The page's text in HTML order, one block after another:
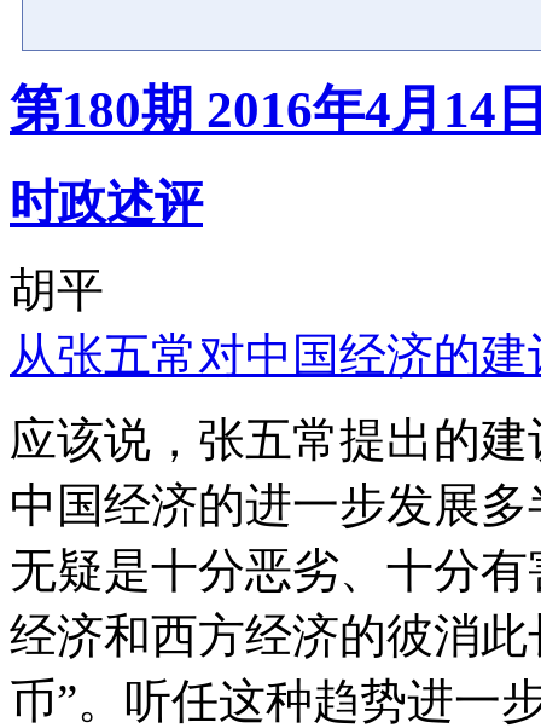
第180期 2016年4月14
时政述评
胡平
从张五常对中国经济的
应该说，张五常提出的
中国经济的进一步发展
无疑是十分恶劣、十分
经济和西方经济的彼消
币”。听任这种趋势进一